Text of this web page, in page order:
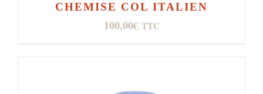
CHEMISE COL ITALIEN
100,00€ TTC